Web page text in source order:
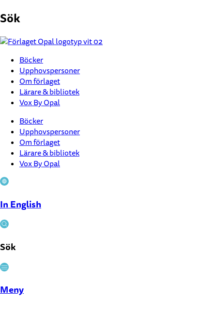
till
Sök
Böcker
Upphovspersoner
Om förlaget
Lärare & bibliotek
Vox By Opal
Böcker
Upphovspersoner
Om förlaget
Lärare & bibliotek
Vox By Opal
In English
Sök
Stäng
Meny